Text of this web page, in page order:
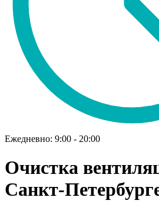
Ежедневно: 9:00 - 20:00
Очистка
Санкт-